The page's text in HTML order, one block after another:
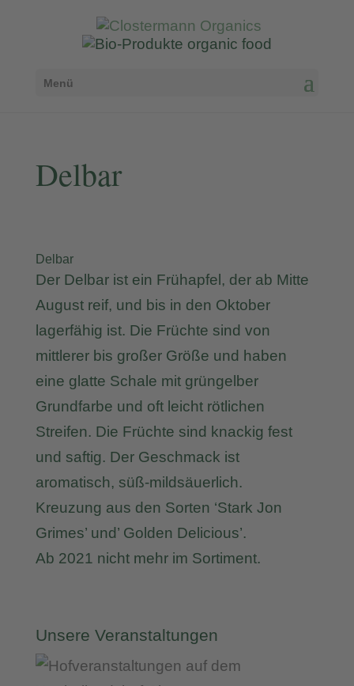
Menü
Delbar
Delbar
Der Delbar ist ein Frühapfel, der ab Mitte
August reif, und bis in den Oktober
lagerfähig ist. Die Früchte sind von
mittlerer bis großer Größe und haben
eine glatte Schale mit grüngelber
Grundfarbe und oft leicht rötlichen
Streifen. Die Früchte sind knackig fest
und saftig. Der Geschmack ist
aromatisch, süß-mildsäuerlich.
Kreuzung aus den Sorten ‘Stark Jon
Grimes’ und’ Golden Delicious’.
Ab 2021 nicht mehr im Sortiment.
Unsere Veranstaltungen